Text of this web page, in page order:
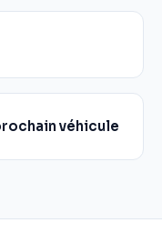
véhicule